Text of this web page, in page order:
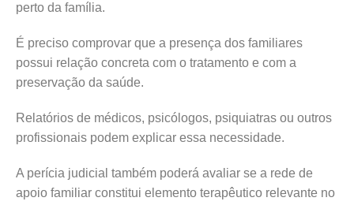
perto da família.
É preciso comprovar que a presença dos familiares
possui relação concreta com o tratamento e com a
preservação da saúde.
Relatórios de médicos, psicólogos, psiquiatras ou outros
profissionais podem explicar essa necessidade.
A perícia judicial também poderá avaliar se a rede de
apoio familiar constitui elemento terapêutico relevante no